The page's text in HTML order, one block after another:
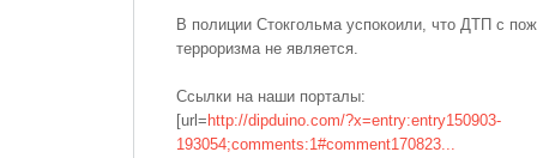
В полиции Стокгольма успокоили, что ДТП с
терроризма не является.
Ссылки на наши порталы:
[url= http://dipduino.com/?x=entry:entry150903-
193054;comments:1#comment170823...